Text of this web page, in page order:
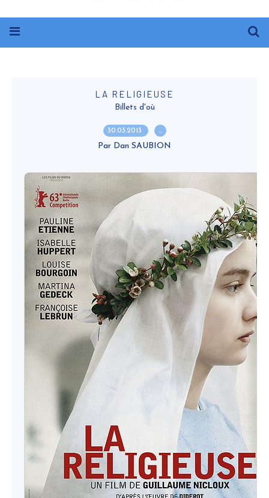
LA RELIGIEUSE
Billets d'où
30.03.2013 …
Par Dan SAUBION